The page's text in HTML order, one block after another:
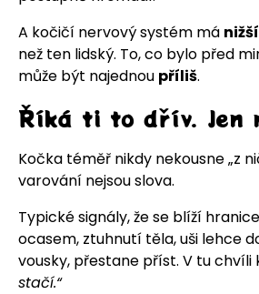
A kočičí nervový systém má
než ten lidský. To, co bylo před
může být najednou příliš.
Říká ti to dřív. Jen
Kočka téměř nikdy nekousne „z
varování nejsou slova.
Typické signály, že se blíží
ocasem, ztuhnutí těla, uši lehce
vousky, přestane příst. V tu chvíli
stačí.“